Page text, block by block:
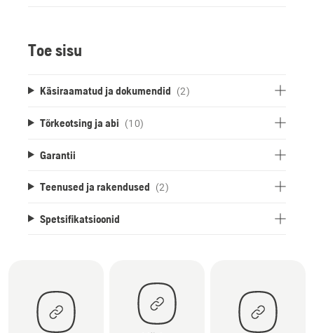
Toe sisu
Käsiraamatud ja dokumendid (2)
Tõrkeotsing ja abi (10)
Garantii
Teenused ja rakendused (2)
Spetsifikatsioonid